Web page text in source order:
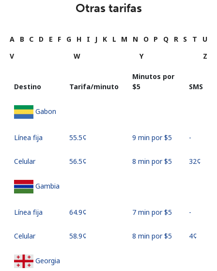
Otras tarifas
A B C D E F G H I J K L M N O P Q R S T
U
V
W Y Z
Destino Tarifa/minuto
Minutos por
⁦$5⁩
SMS
Gabon
Línea fija ⁦55.5¢⁩ 9 min por ⁦$5⁩ -
Celular ⁦56.5¢⁩ 8 min por ⁦$5⁩ ⁦32¢⁩
Gambia
Línea fija ⁦64.9¢⁩ 7 min por ⁦$5⁩ -
Celular ⁦58.9¢⁩ 8 min por ⁦$5⁩ ⁦4¢⁩
Georgia